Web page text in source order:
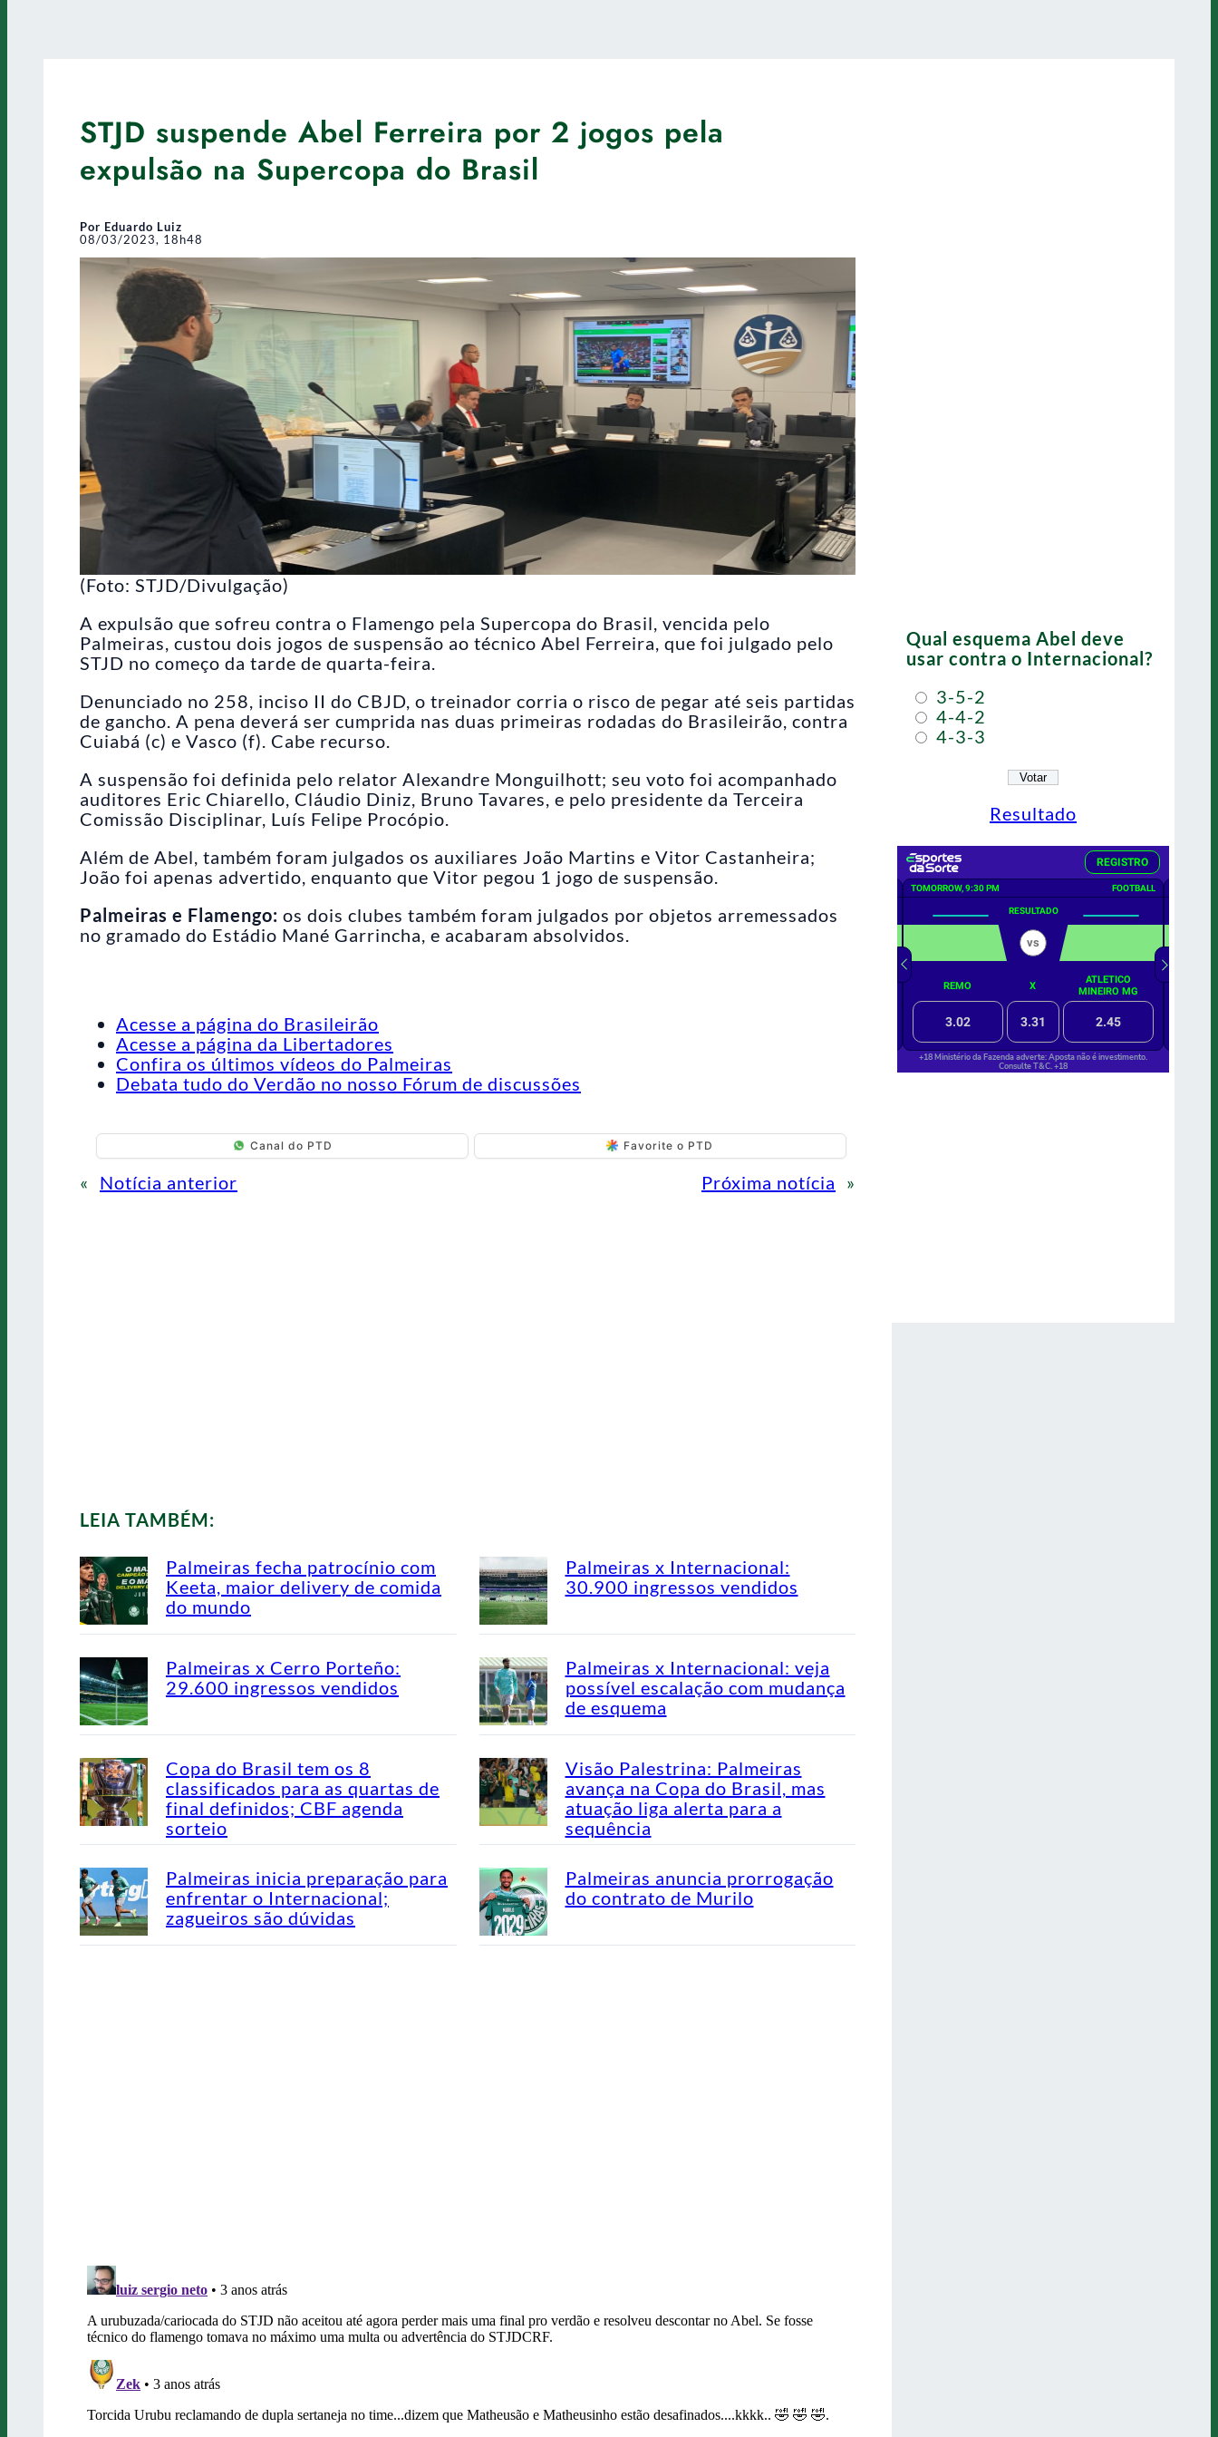
STJD suspende Abel Ferreira por 2 jogos pela
expulsão na Supercopa do Brasil
Por Eduardo Luiz
08/03/2023, 18h48
(Foto: STJD/Divulgação)
A expulsão que sofreu contra o Flamengo pela Supercopa do Brasil, vencida pelo
Palmeiras, custou dois jogos de suspensão ao técnico Abel Ferreira, que foi julgado pelo
STJD no começo da tarde de quarta-feira.
Denunciado no 258, inciso II do CBJD, o treinador corria o risco de pegar até seis partidas
de gancho. A pena deverá ser cumprida nas duas primeiras rodadas do Brasileirão, contra
Cuiabá (c) e Vasco (f). Cabe recurso.
A suspensão foi definida pelo relator Alexandre Monguilhott; seu voto foi acompanhado
auditores Eric Chiarello, Cláudio Diniz, Bruno Tavares, e pelo presidente da Terceira
Comissão Disciplinar, Luís Felipe Procópio.
Além de Abel, também foram julgados os auxiliares João Martins e Vitor Castanheira;
João foi apenas advertido, enquanto que Vitor pegou 1 jogo de suspensão.
Palmeiras e Flamengo: os dois clubes também foram julgados por objetos arremessados
no gramado do Estádio Mané Garrincha, e acabaram absolvidos.
Acesse a página do Brasileirão
Acesse a página da Libertadores
Confira os últimos vídeos do Palmeiras
Debata tudo do Verdão no nosso Fórum de discussões
Canal do PTD Favorite o PTD
« Notícia anterior Próxima notícia »
LEIA TAMBÉM:
Palmeiras fecha patrocínio com
Keeta, maior delivery de comida
do mundo
Palmeiras x Internacional:
30.900 ingressos vendidos
Palmeiras x Cerro Porteño:
29.600 ingressos vendidos
Palmeiras x Internacional: veja
possível escalação com mudança
de esquema
Copa do Brasil tem os 8
classificados para as quartas de
final definidos; CBF agenda
sorteio
Visão Palestrina: Palmeiras
avança na Copa do Brasil, mas
atuação liga alerta para a
sequência
Palmeiras inicia preparação para
enfrentar o Internacional;
zagueiros são dúvidas
Palmeiras anuncia prorrogação
do contrato de Murilo
Qual esquema Abel deve
usar contra o Internacional?
3-5-2
4-4-2
4-3-3
Resultado